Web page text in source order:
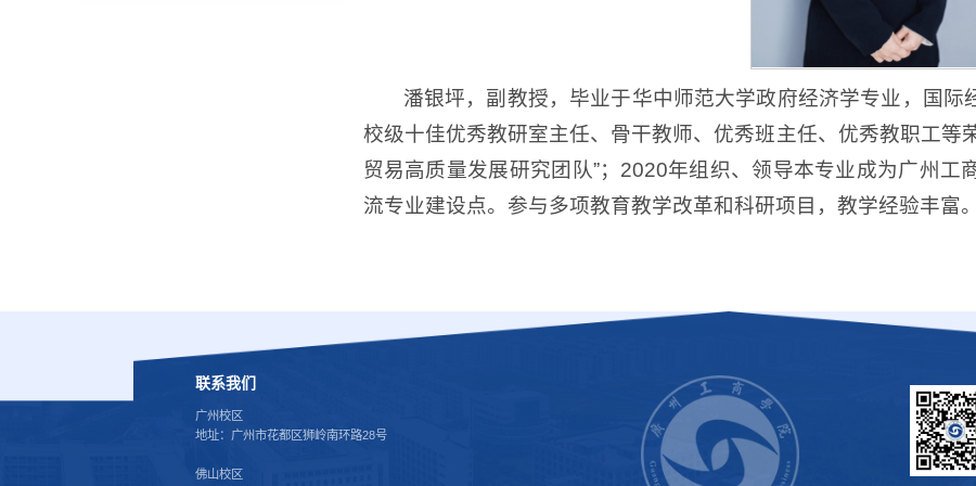
潘银坪，副教授，毕业于华中师范大学政府经济学专业，国
校级十佳优秀教研室主任、骨干教师、优秀班主任、优秀教职工等
贸易高质量发展研究团队”；2020年组织、领导本专业成为广州
流专业建设点。参与多项教育教学改革和科研项目，教学经验丰富。
联系我们
广州校区
地址：广州市花都区狮岭南环路28号
佛山校区